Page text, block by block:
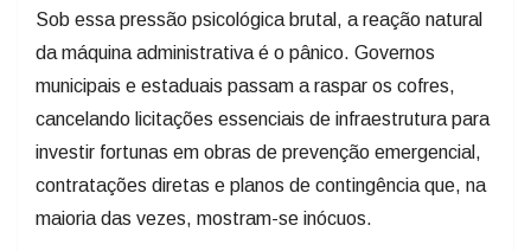
Sob essa pressão psicológica brutal, a reação natural
da máquina administrativa é o pânico. Governos
municipais e estaduais passam a raspar os cofres,
cancelando licitações essenciais de infraestrutura para
investir fortunas em obras de prevenção emergencial,
contratações diretas e planos de contingência que, na
maioria das vezes, mostram-se inócuos.